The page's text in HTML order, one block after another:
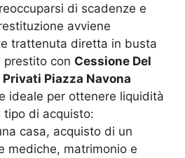
di scadenze e
avviene
trattenuta diretta in busta
prestito con Cessione Del
Piazza Navona
ideale per ottenere liquidità
tipo di acquisto:
casa, acquisto di un
mediche, matrimonio e